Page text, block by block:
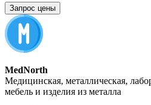
Запрос цены
MedNorth
Медицинская, металлическая,
мебель и изделия из металла